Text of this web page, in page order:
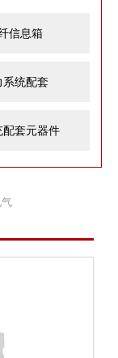
信息箱
系统配套
配套元器件